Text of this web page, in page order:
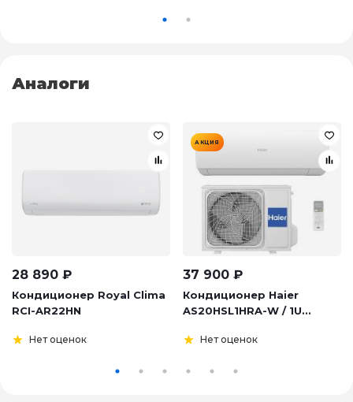
Аналоги
28 890 ₽
Кондиционер Royal Clima
RCI-AR22HN
Нет оценок
АКЦИЯ
37 900 ₽
Кондиционер Haier
AS20HSL1HRA-W / 1U...
Нет оценок